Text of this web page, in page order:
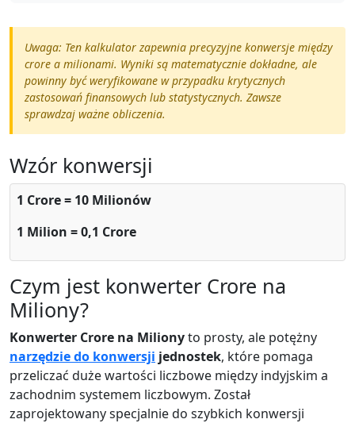
Uwaga: Ten kalkulator zapewnia precyzyjne konwersje między
crore a milionami. Wyniki są matematycznie dokładne, ale
powinny być weryfikowane w przypadku krytycznych
zastosowań finansowych lub statystycznych. Zawsze
sprawdzaj ważne obliczenia.
Wzór konwersji
1 Crore = 10 Milionów
1 Milion = 0,1 Crore
Czym jest konwerter Crore na
Miliony?
Konwerter Crore na Milionyto prosty, ale potężny
narzędzie do konwersji jednostek, które pomaga
przeliczać duże wartości liczbowe między indyjskim a
zachodnim systemem liczbowym. Został
zaprojektowany specjalnie do szybkich konwersji